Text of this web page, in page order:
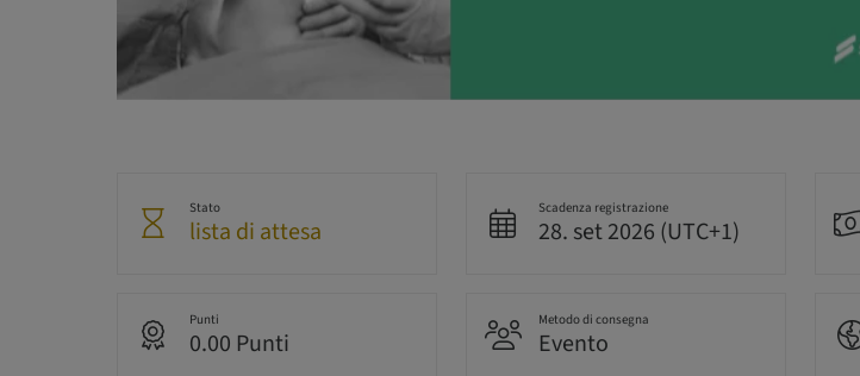
Stato
lista di attesa
Scadenza registrazione
28. set 2026 (UTC+1)
Punti
0.00 Punti
Metodo di consegna
Evento